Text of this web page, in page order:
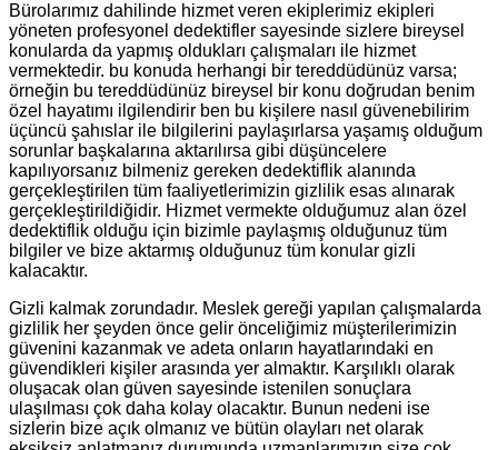
Bürolarımız dahilinde hizmet veren ekiplerimiz ekipleri
yöneten profesyonel dedektifler sayesinde sizlere bireysel
konularda da yapmış oldukları çalışmaları ile hizmet
vermektedir. bu konuda herhangi bir tereddüdünüz varsa;
örneğin bu tereddüdünüz bireysel bir konu doğrudan benim
özel hayatımı ilgilendirir ben bu kişilere nasıl güvenebilirim
üçüncü şahıslar ile bilgilerini paylaşırlarsa yaşamış olduğum
sorunlar başkalarına aktarılırsa gibi düşüncelere
kapılıyorsanız bilmeniz gereken dedektiflik alanında
gerçekleştirilen tüm faaliyetlerimizin gizlilik esas alınarak
gerçekleştirildiğidir. Hizmet vermekte olduğumuz alan özel
dedektiflik olduğu için bizimle paylaşmış olduğunuz tüm
bilgiler ve bize aktarmış olduğunuz tüm konular gizli
kalacaktır.
Gizli kalmak zorundadır. Meslek gereği yapılan çalışmalarda
gizlilik her şeyden önce gelir önceliğimiz müşterilerimizin
güvenini kazanmak ve adeta onların hayatlarındaki en
güvendikleri kişiler arasında yer almaktır. Karşılıklı olarak
oluşacak olan güven sayesinde istenilen sonuçlara
ulaşılması çok daha kolay olacaktır. Bunun nedeni ise
sizlerin bize açık olmanız ve bütün olayları net olarak